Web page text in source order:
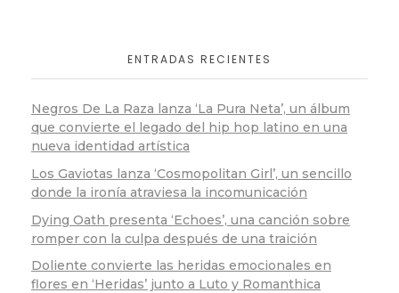
ENTRADAS RECIENTES
Negros De La Raza lanza ‘La Pura Neta’, un álbum
que convierte el legado del hip hop latino en una
nueva identidad artística
Los Gaviotas lanza ‘Cosmopolitan Girl’, un sencillo
donde la ironía atraviesa la incomunicación
Dying Oath presenta ‘Echoes’, una canción sobre
romper con la culpa después de una traición
Doliente convierte las heridas emocionales en
flores en ‘Heridas’ junto a Luto y Romanthica